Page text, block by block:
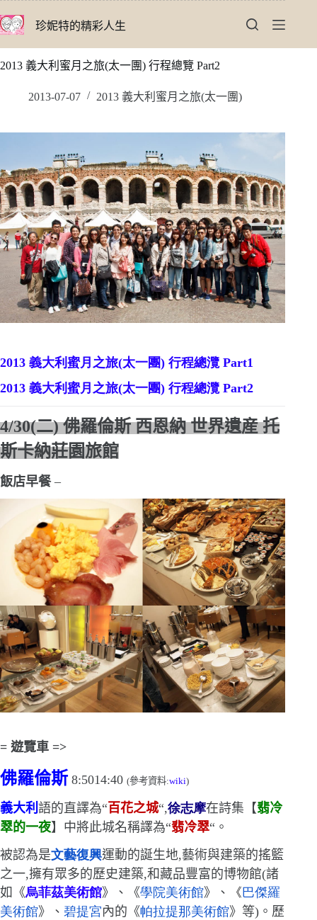
至
要
珍妮特的精彩人生
2013 義大利蜜月之旅(太一團) 行程總覽 Part2
2013-07-07 2013 義大利蜜月之旅(太一團)
2013 義大利蜜月之旅(太一團) 行程總灠 Part1
2013 義大利蜜月之旅(太一團) 行程總灠Part2
4/30(二) 佛羅倫斯 西恩納 世界遺産 托
斯卡納莊園旅館
飯店早餐–
= 遊覽車 =>
佛羅倫斯 8:5014:40 (參考資料:wiki)
義大利 語的直譯為“百花之城“,徐志摩在詩集【翡冷
翠的一夜】中將此城名稱譯為“翡冷翠“ 。
被認為是文藝復興運動的誕生地,藝術與建築的搖籃
之一,擁有眾多的歷史建築,和藏品豐富的博物館(諸
如《烏菲茲美術館》 、《學院美術館》 、 《 巴傑羅
美術館》 、 碧提宮內的《帕拉提那美術館》 等)。歷